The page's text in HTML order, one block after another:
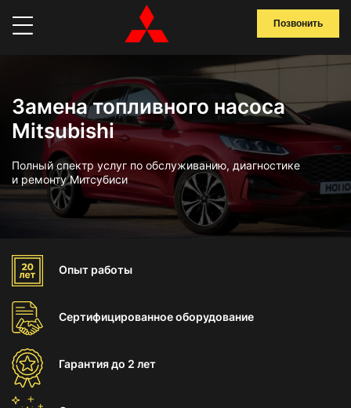
Позвонить
Замена топливного насоса
Mitsubishi
Полный спектр услуг по обслуживанию, диагностике
и ремонту Митсубиси
Опыт работы
Сертифицированноеоборудование
Гарантиядо 2 лет